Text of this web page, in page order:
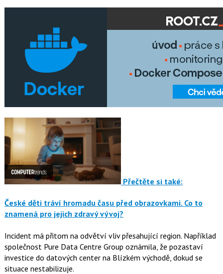
Přečtěte si také:
České děti tráví hromadu času před obrazovkami. Co to
znamená pro jejich zdravý vývoj?
Incident má přitom na odvětví vliv přesahující region. Například
společnost Pure Data Centre Group oznámila, že pozastaví
investice do datových center na Blízkém východě, dokud se
situace nestabilizuje.